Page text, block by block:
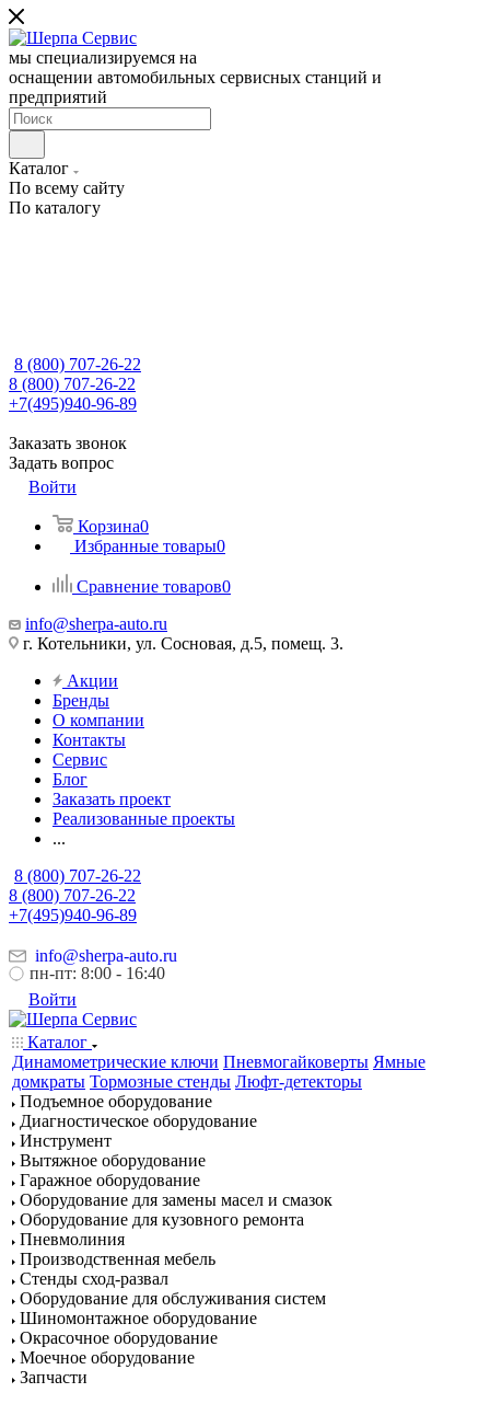
мы специализируемся на
оснащении автомобильных сервисных станций и
предприятий
Каталог
По всему сайту
По каталогу
8 (800) 707-26-22
8 (800) 707-26-22
+7(495)940-96-89
Заказать звонок
Задать вопрос
Войти
Корзина0
Избранные товары0
Сравнение товаров0
info@sherpa-auto.ru
г. Котельники, ул. Сосновая, д.5, помещ. 3.
Акции
Бренды
О компании
Контакты
Сервис
Блог
Заказать проект
Реализованные проекты
...
8 (800) 707-26-22
8 (800) 707-26-22
+7(495)940-96-89
info@sherpa-auto.ru
пн-пт: 8:00 - 16:40
Войти
Каталог
Динамометрические ключи Пневмогайковерты Ямные
домкраты Тормозные стенды Люфт-детекторы
Подъемное оборудование
Диагностическое оборудование
Инструмент
Вытяжное оборудование
Гаражное оборудование
Оборудование для замены масел и смазок
Оборудование для кузовного ремонта
Пневмолиния
Производственная мебель
Стенды сход-развал
Оборудование для обслуживания систем
Шиномонтажное оборудование
Окрасочное оборудование
Моечное оборудование
Запчасти